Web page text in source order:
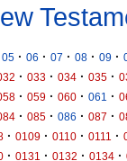
05 · 06 · 07 · 08 · 09 ·
· 033 · 034 · 035 ·
· 059 · 060 · 061 ·
· 085 · 086 · 087 ·
· 0109 · 0110 · 0111 ·
· 0131 · 0132 · 0134 ·